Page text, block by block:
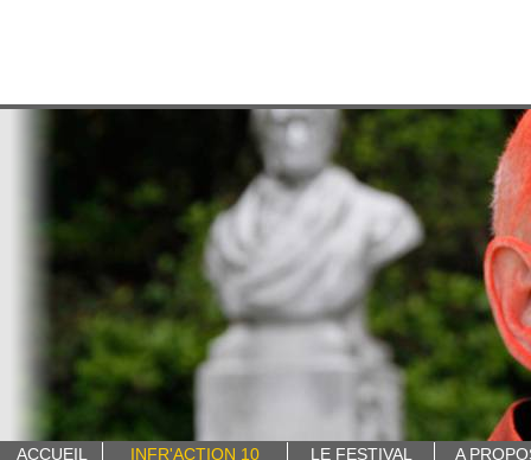
ACCUEIL INFR'ACTION 10 LE FESTIVAL A